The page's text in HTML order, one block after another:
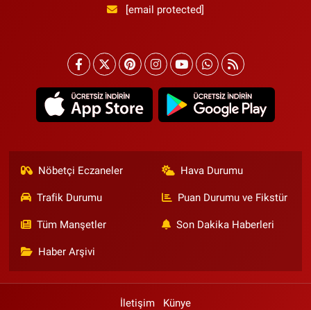
[email protected]
Nöbetçi Eczaneler Hava Durumu
Trafik Durumu Puan Durumu ve Fikstür
Tüm Manşetler Son Dakika Haberleri
Haber Arşivi
İletişim Künye